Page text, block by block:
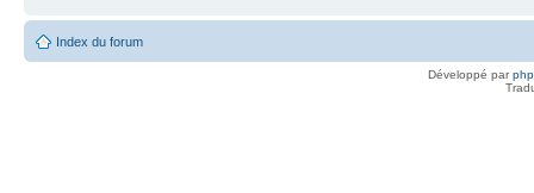
Index du forum
Développé par